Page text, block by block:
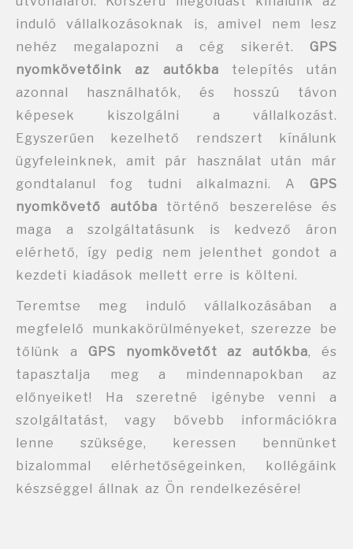
induló vállalkozásoknak is, amivel nem lesz
nehéz megalapozni a cég sikerét. GPS
nyomkövetőink az autókba telepítés után
azonnal használhatók, és hosszú távon
képesek kiszolgálni a vállalkozást.
Egyszerűen kezelhető rendszert kínálunk
ügyfeleinknek, amit pár használat után már
gondtalanul fog tudni alkalmazni. A
GPS
nyomkövető autóba történő beszerelése és
maga a szolgáltatásunk is kedvező áron
elérhető, így pedig nem jelenthet gondot a
kezdeti kiadások mellett erre is költeni.
Teremtse meg induló vállalkozásában a
megfelelő munkakörülményeket, szerezze be
tőlünk a GPS nyomkövetőt az autókba, és
tapasztalja meg a mindennapokban az
előnyeiket! Ha szeretné igénybe venni a
szolgáltatást, vagy bővebb információkra
lenne szüksége, keressen bennünket
bizalommal elérhetőségeinken, kollégáink
készséggel állnak az Ön rendelkezésére!